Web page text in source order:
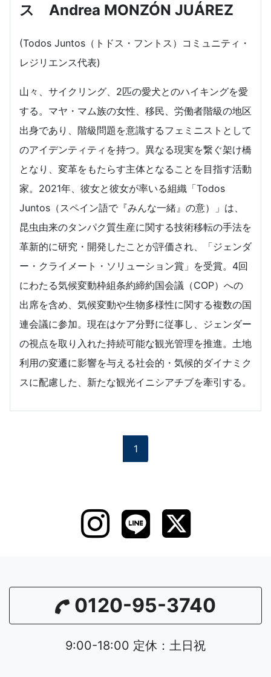
ス Andrea MONZÓN JUÁREZ
(Todos Juntos（トドス・フントス）コミュニティ・
レジリエンス代表)
山々、サイクリング、2匹の愛犬とのハイキングを愛
する。マヤ・マム族の女性、移民、労働者階級の地区
出身であり、階級問題を意識するフェミニストとして
のアイデンティティを持つ。異なる現実を繋ぐ架け橋
となり、変革をもたらす主体となることを目指す活動
家。2021年、彼女と彼女が率いる組織「Todos
Juntos（スペイン語で『みんな一緒』の意）」は、
昆虫由来のタンパク質生産に関する技術移転の手法を
革新的に研究・開発したことが評価され、「ジェンダ
ー・クライメート・ソリューション賞」を受賞。4回
にわたる気候変動枠組条約締約国会議（COP）への
出席を含め、気候変動や生物多様性に関する複数の国
連会議に参加。現在はケア分野に従事し、ジェンダー
の視点を取り入れた持続可能な観光管理を推進。土地
利用の変遷に影響を与える社会的・気候的ダイナミク
スに配慮した、新たな観光イニシアチブを牽引する。
1
0120-95-3740
9:00-18:00 定休：土日祝